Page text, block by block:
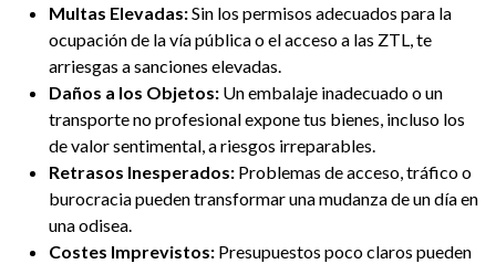
Multas Elevadas:Sin los permisos adecuados para la
ocupación de la vía pública o el acceso a las ZTL, te
arriesgas a sanciones elevadas.
Daños a los Objetos: Un embalaje inadecuado o un
transporte no profesional expone tus bienes, incluso los
de valor sentimental, a riesgos irreparables.
Retrasos Inesperados: Problemas de acceso, tráfico o
burocracia pueden transformar una mudanza de un día en
una odisea.
Costes Imprevistos: Presupuestos poco claros pueden